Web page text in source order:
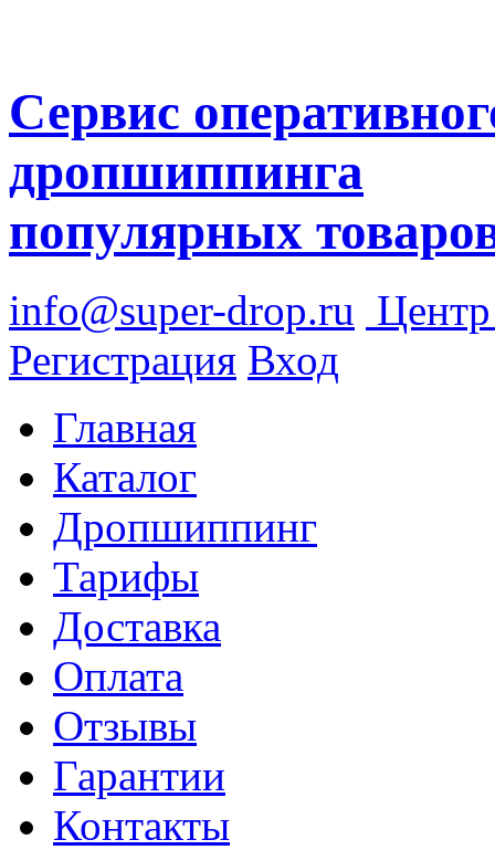
Сервис
дропшиппинга
популярных
info@super-drop.ru
Регистрация Вход
Главная
Каталог
Дропшиппинг
Тарифы
Доставка
Оплата
Отзывы
Гарантии
Контакты